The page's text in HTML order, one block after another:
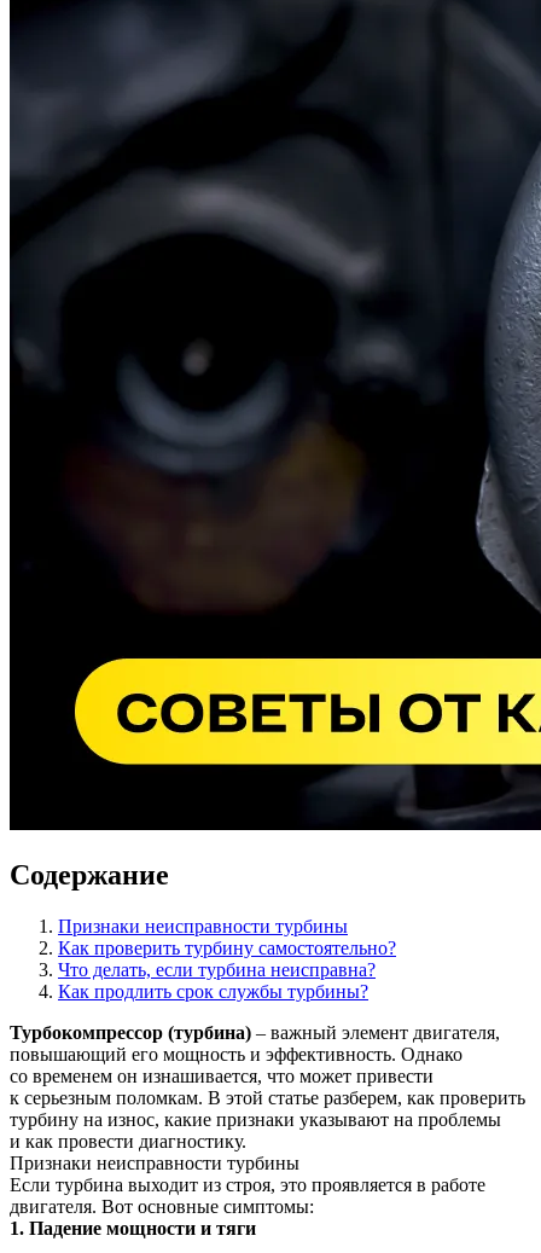
Содержание
Признаки неисправности турбины
Как проверить турбину самостоятельно?
Что делать, если турбина неисправна?
Как продлить срок службы турбины?
Турбокомпрессор (турбина) – важный элемент двигателя,
повышающий его мощность и эффективность. Однако
со временем он изнашивается, что может привести
к серьезным поломкам. В этой статье разберем, как проверить
турбину на износ, какие признаки указывают на проблемы
и как провести диагностику.
Признаки неисправности турбины
Если турбина выходит из строя, это проявляется в работе
двигателя. Вот основные симптомы:
1. Падение мощности и тяги